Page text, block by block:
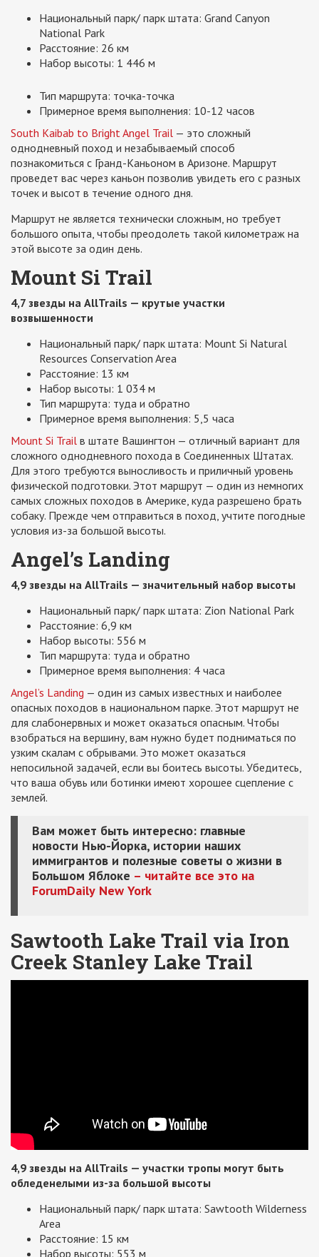
Национальный парк/ парк штата: Grand Canyon
National Park
Расстояние: 26 км
Набор высоты: 1 446 м
Тип маршрута: точка-точка
Примерное время выполнения: 10-12 часов
South Kaibab to Bright Angel Trail — это сложный
однодневный поход и незабываемый способ
познакомиться с Гранд-Каньоном в Аризоне. Маршрут
проведет вас через каньон позволив увидеть его с разных
точек и высот в течение одного дня.
Маршрут не является технически сложным, но требует
большого опыта, чтобы преодолеть такой километраж на
этой высоте за один день.
Mount Si Trail
4,7 звезды на AllTrails — крутые участки
возвышенности
Национальный парк/ парк штата: Mount Si Natural
Resources Conservation Area
Расстояние: 13 км
Набор высоты: 1 034 м
Тип маршрута: туда и обратно
Примерное время выполнения: 5,5 часа
Mount Si Trail в штате Вашингтон — отличный вариант для
сложного однодневного похода в Соединенных Штатах.
Для этого требуются выносливость и приличный уровень
физической подготовки. Этот маршрут — один из немногих
самых сложных походов в Америке, куда разрешено брать
собаку. Прежде чем отправиться в поход, учтите погодные
условия из-за большой высоты.
Angel’s Landing
4,9 звезды на AllTrails — значительный набор высоты
Национальный парк/ парк штата: Zion National Park
Расстояние: 6,9 км
Набор высоты: 556 м
Тип маршрута: туда и обратно
Примерное время выполнения: 4 часа
Angel’s Landing — один из самых известных и наиболее
опасных походов в национальном парке. Этот маршрут не
для слабонервных и может оказаться опасным. Чтобы
взобраться на вершину, вам нужно будет подниматься по
узким скалам с обрывами. Это может оказаться
непосильной задачей, если вы боитесь высоты. Убедитесь,
что ваша обувь или ботинки имеют хорошее сцепление с
землей.
Вам может быть интересно: главные
новости Нью-Йорка, истории наших
иммигрантов и полезные советы о жизни в
Большом Яблоке – читайте все это на
ForumDaily New York
Sawtooth Lake Trail via Iron
Creek Stanley Lake Trail
4,9 звезды на AllTrails — участки тропы могут быть
обледенелыми из-за большой высоты
Национальный парк/ парк штата: Sawtooth Wilderness
Area
Расстояние: 15 км
Набор высоты: 553 м